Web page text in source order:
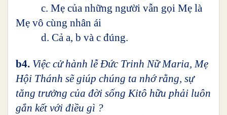
c. Mẹ của những người vẫn gọi Mẹ là
Mẹ vô cùng nhân ái
d. Cả a, b và c đúng.
b4. Việc cử hành lễ Đức Trinh Nữ Maria, Mẹ
Hội Thánh sẽ giúp chúng ta nhớ rằng, sự
tăng trưởng của đời sống Kitô hữu phải luôn
gắn kết với điều gì ?